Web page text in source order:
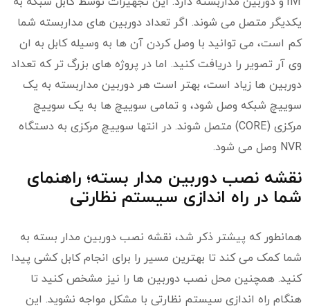
یکدیگر متصل می شوند. اگر تعداد دوربین های مداربسته شما
کم است، می توانید با وصل کردن آن ها به وسیله کابل به ان
وی آر تصویر را دریافت کنید. اما در پروژه های بزرگ تر که تعداد
دوربین ها زیاد است، بهتر است هر دوربین مداربسته به یک
سوییچ شبکه وصل شود، و تمامی سوییچ ها به یک سوییچ
مرکزی (CORE) متصل شوند. در انتها سوییچ مرکزی به دستگاه
NVR وصل می شود.
نقشه نصب دوربین مدار بسته؛ راهنمای
شما در راه اندازی سیستم نظارتی
همانطور که پیشتر ذکر شد، نقشه نصب دوربین مدار بسته به
شما کمک می کند تا بهترین مسیر را برای انجام کابل کشی پیدا
کنید. همچنین محل نصب دوربین ها را نیز مشخص کنید تا
هنگام راه اندازی سیستم نظارتی با مشکل مواجه نشوید. این